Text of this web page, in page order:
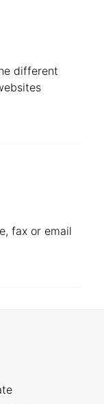
different
fax or email